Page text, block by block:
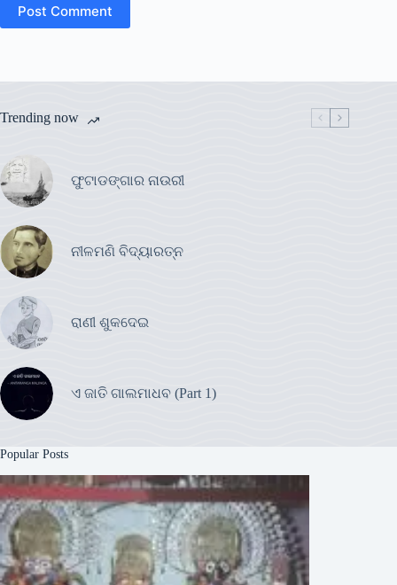
Post Comment
Trending now
ଫୁଟାଡଙ୍ଗାର ନାଉରୀ
ନୀଳମଣି ବିଦ୍ୟାରତ୍ନ
ରାଣୀ ଶୁକଦେଇ
ଏ ଜାତି ଗାଲମାଧବ (Part 1)
Popular Posts